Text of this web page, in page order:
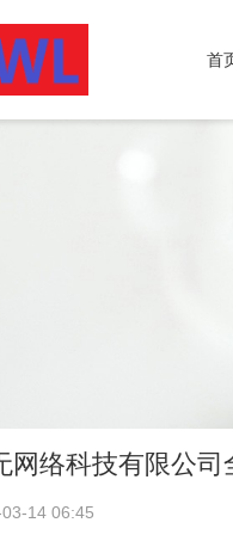
首
网络科技有限公
14 06:45